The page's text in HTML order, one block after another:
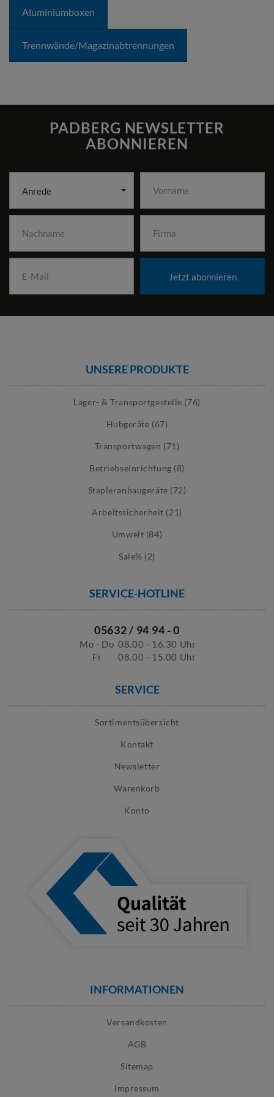
Aluminiumboxen
Trennwände/­Magazin­abtrennungen
PADBERG NEWSLETTER
ABONNIEREN
Anrede
Jetzt abonnieren
UNSERE PRODUKTE
Lager- & Transportgestelle (76)
Hubgeräte (67)
Transportwagen (71)
Betriebseinrichtung (8)
Stapleranbaugeräte (72)
Arbeitssicherheit (21)
Umwelt (84)
Sale% (2)
SERVICE-HOTLINE
05632 / 94 94 - 0
Mo - Do 08.00 - 16.30 Uhr
Fr
08.00 - 15.00 Uhr
SERVICE
Sortimentsübersicht
Kontakt
Newsletter
Warenkorb
Konto
INFORMATIONEN
Versandkosten
AGB
Sitemap
Impressum